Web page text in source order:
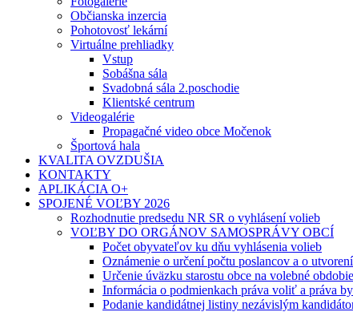
Občianska inzercia
Pohotovosť lekární
Virtuálne prehliadky
Vstup
Sobášna sála
Svadobná sála 2.poschodie
Klientské centrum
Videogalérie
Propagačné video obce Močenok
Športová hala
KVALITA OVZDUŠIA
KONTAKTY
APLIKÁCIA O+
SPOJENÉ VOĽBY 2026
Rozhodnutie predsedu NR SR o vyhlásení volieb
VOĽBY DO ORGÁNOV SAMOSPRÁVY OBCÍ
Počet obyvateľov ku dňu vyhlásenia volieb
Oznámenie o určení počtu poslancov a o
Určenie úväzku starostu obce na volebné
Informácia o podmienkach práva voliť a práva
Podanie kandidátnej listiny nezávislým